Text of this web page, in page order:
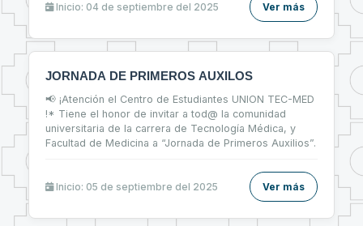
Inicio: 04 de septiembre del 2025 Ver más
JORNADA DE PRIMEROS AUXILOS
📢 ¡Atención el Centro de Estudiantes UNION TEC-MED
!* Tiene el honor de invitar a tod@ la comunidad
universitaria de la carrera de Tecnología Médica, y
Facultad de Medicina a “Jornada de Primeros Auxilios”.
Inicio: 05 de septiembre del 2025 Ver más